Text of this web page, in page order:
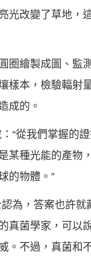
光改變了草地，
圈繪製成圖、監
樣本，檢驗輻射
成的。
“從我們掌握的
某種光能的產物
的物體。”
為，答案也許就
真菌學家，可以
。不過，真菌和